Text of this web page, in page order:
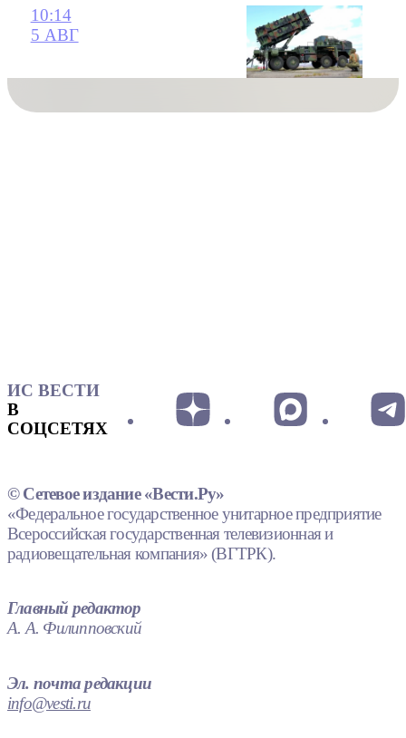
10:14
5 АВГ
ИС ВЕСТИ
В
СОЦСЕТЯХ
© Сетевое издание «Вести.Ру»
«Федеральное государственное унитарное предприятие
Всероссийская государственная телевизионная и
радиовещательная компания» (ВГТРК).
Главный редактор
А. А. Филипповский
Эл. почта редакции
info@vesti.ru